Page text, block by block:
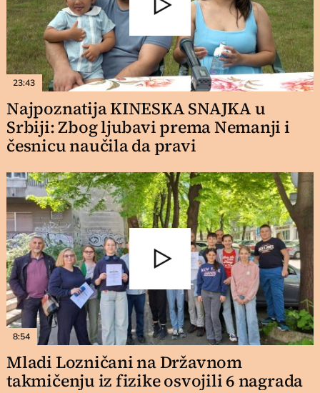
23:43
Najpoznatija KINESKA SNAJKA u
Srbiji: Zbog ljubavi prema Nemanji i
česnicu naučila da pravi
8:54
Mladi Lozničani na Državnom
takmičenju iz fizike osvojili 6 nagrada